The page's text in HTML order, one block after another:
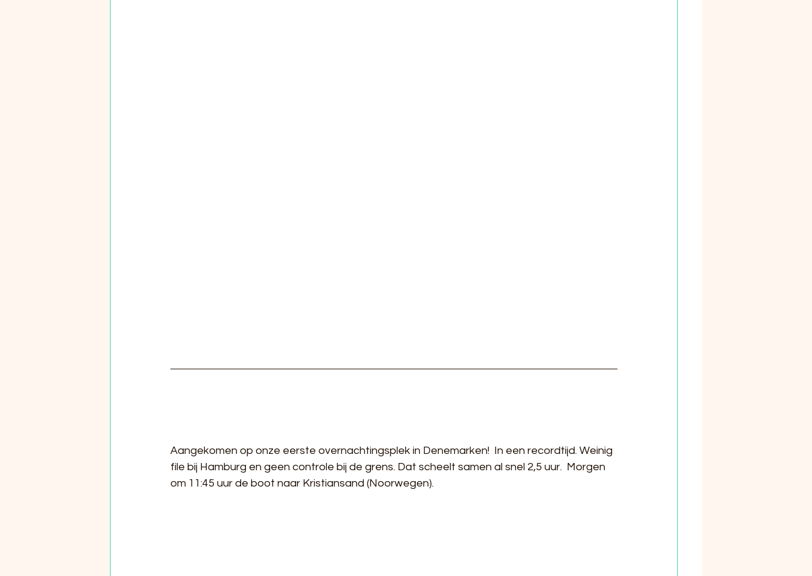
Aangekomen op onze eerste overnachtingsplek in Denemarken!  In een recordtijd. Weinig
file bij Hamburg en geen controle bij de grens. Dat scheelt samen al snel 2,5 uur.  Morgen
om 11:45 uur de boot naar Kristiansand (Noorwegen).